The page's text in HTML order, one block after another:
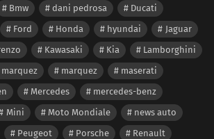
Bmw dani pedrosa
Ducati
Ford Honda hyundai
Jaguar
Kawasaki Kia
Lamborghini
marquez marquez
maserati
Mercedes
mercedes-benz
Mini Moto Mondiale
news auto
Peugeot Porsche
Renault